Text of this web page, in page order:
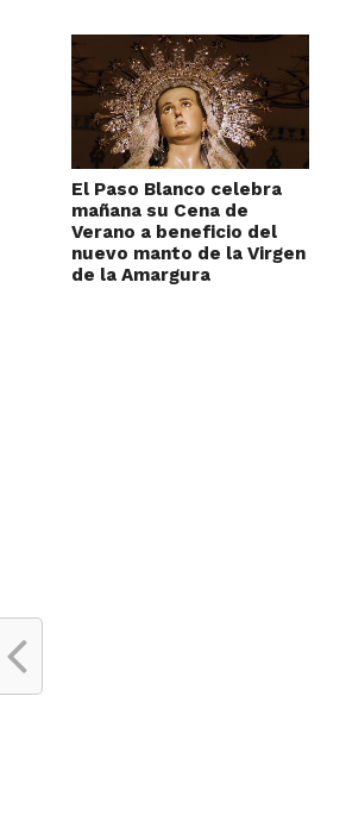
El Paso Blanco celebra
mañana su Cena de
Verano a beneficio del
nuevo manto de la Virgen
de la Amargura